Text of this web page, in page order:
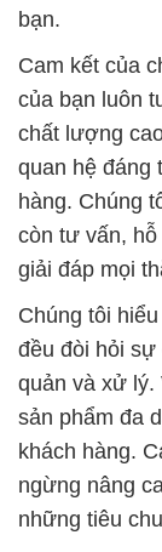
bạn.
Cam kết của
của bạn luôn
chất lượng
quan hệ đáng
hàng. Chúng
còn tư vấn,
giải đáp mọi
Chúng tôi
đều đòi hỏi sự
quản và xử lý.
sản phẩm đa
khách hàng.
ngừng nâng
những tiêu